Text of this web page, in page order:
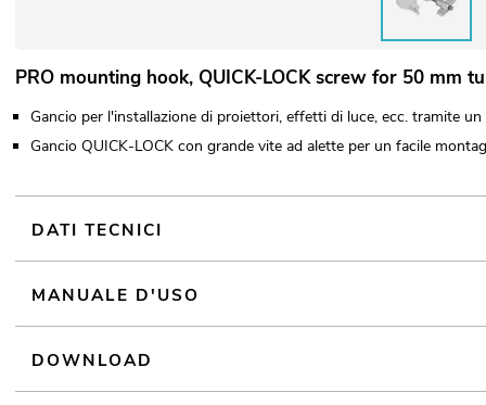
PRO mounting hook, QUICK-LOCK screw for 50 mm
Gancio per l'installazione di proiettori, effetti di luce, ecc. tramite
Gancio QUICK-LOCK con grande vite ad alette per un facile
DATI TECNICI
MANUALE D'USO
DOWNLOAD